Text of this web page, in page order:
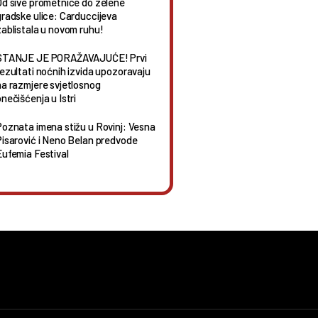
ulice: Carduccijeva
u novom ruhu!
JE PORAŽAVAJUĆE! Prvi
noćnih izvida upozoravaju
razmjere svjetlosnog
u Istri
imena stižu u Rovinj: Vesna
i Neno Belan predvode
Festival